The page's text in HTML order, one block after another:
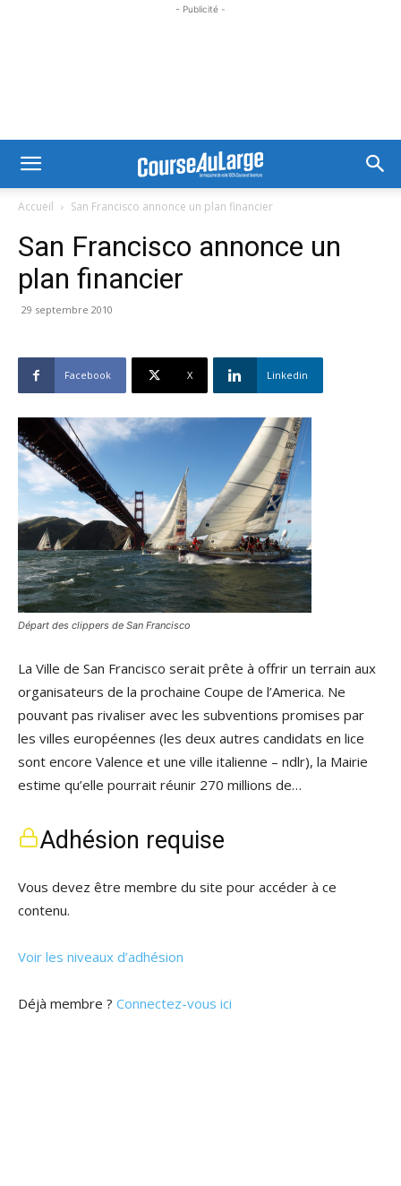
- Publicité -
Accueil San Francisco annonce un plan financier
San Francisco annonce un
plan financier
29 septembre 2010
Facebook X Linkedin
Départ des clippers de San Francisco
La Ville de San Francisco serait prête à offrir un terrain aux
organisateurs de la prochaine Coupe de l’America. Ne
pouvant pas rivaliser avec les subventions promises par
les villes européennes (les deux autres candidats en lice
sont encore Valence et une ville italienne – ndlr), la Mairie
estime qu’elle pourrait réunir 270 millions de…
Adhésion requise
Vous devez être membre du site pour accéder à ce
contenu.
Voir les niveaux d’adhésion
Déjà membre ? Connectez-vous ici